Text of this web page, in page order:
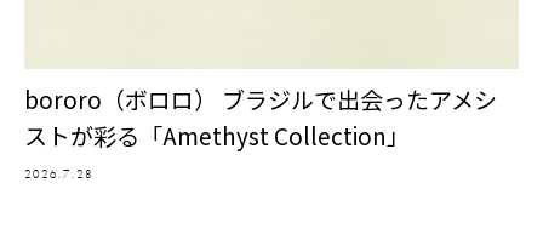
bororo（ボロロ） ブラジルで出会ったアメシ
ストが彩る「Amethyst Collection」
2026.7.28